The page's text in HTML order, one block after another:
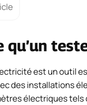
qu’un
est un outil
des installations
électriques tels